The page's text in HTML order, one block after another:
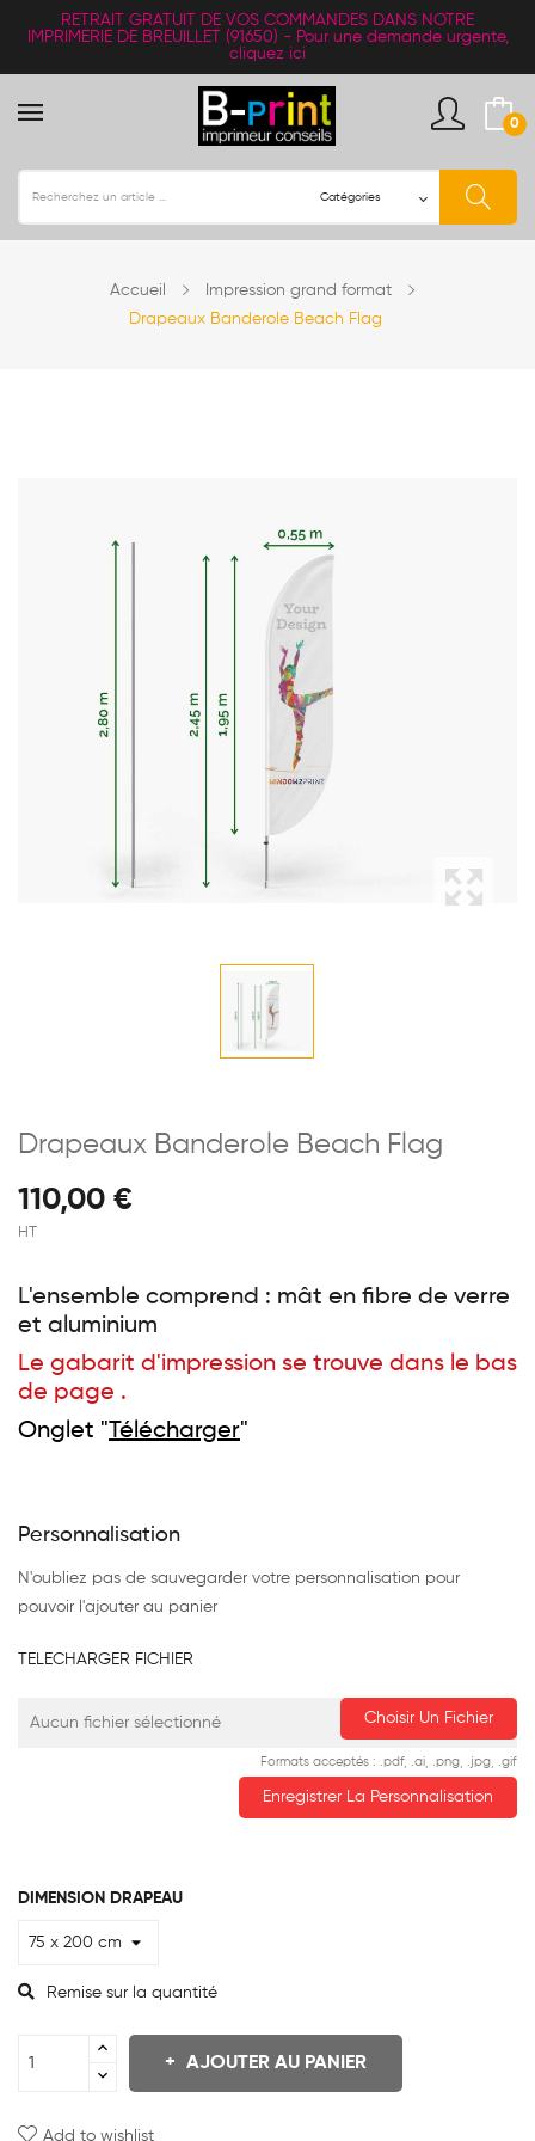
RETRAIT GRATUIT
DE VOS COMMANDES DANS NOTRE
IMPRIMERIE DE BREUILLET (91650) - Pour une demande urgente,
cliquez ici
0
Accueil
Impression grand format
Drapeaux Banderole Beach Flag
Drapeaux Banderole Beach Flag
110,00 €
HT
L'ensemble comprend : mât en fibre de verre
et aluminium
Le gabarit d'impression se trouve dans le bas
de page .
Onglet " Télécharger"
Personnalisation
N'oubliez pas de sauvegarder votre personnalisation pour
pouvoir l'ajouter au panier
TELECHARGER FICHIER
Aucun fichier sélectionné Choisir Un Fichier
Formats acceptés : .pdf, .ai, .png, .jpg, .gif
Enregistrer La Personnalisation
DIMENSION DRAPEAU
Remise sur la quantité
AJOUTER AU PANIER
Add to wishlist